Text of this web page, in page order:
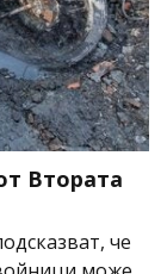
Втората
че